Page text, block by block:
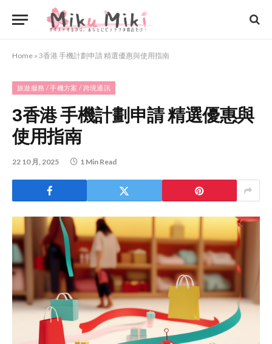
Home » 3香港 手機計劃申請 精選優惠與使用指南
旅遊服務 / 手機方案 / 跨境通訊
3香港 手機計劃申請 精選優惠與
使用指南
22 10 月, 2025 1 Min Read